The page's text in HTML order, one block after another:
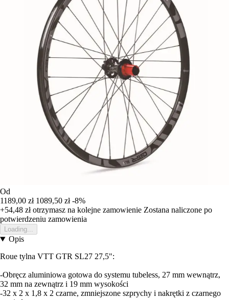
Od
1189,00 zł 1089,50 zł -8%
+54,48 złotrzymasz na kolejne zamowienie Zostana naliczone po
potwierdzeniu zamowienia
Loading...
Opis
Roue tylna VTT GTR SL27 27,5":
-Obręcz aluminiowa gotowa do systemu tubeless, 27 mm wewnątrz,
32 mm na zewnątrz i 19 mm wysokości
-32 x 2 x 1,8 x 2 czarne, zmniejszone szprychy i nakrętki z czarnego